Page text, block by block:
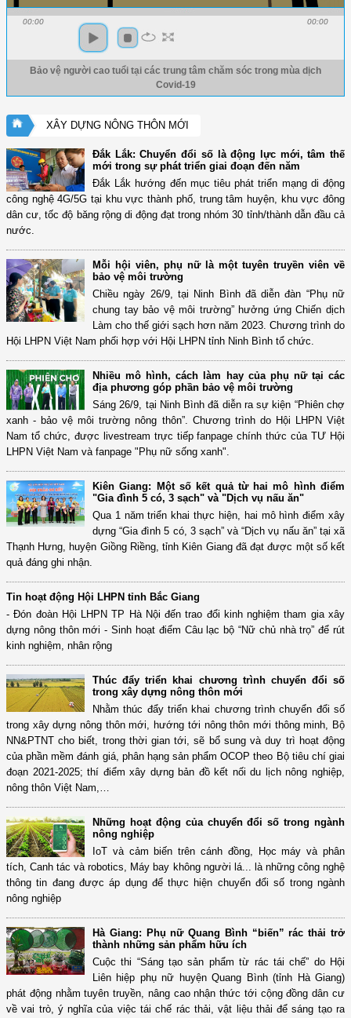
00:00 00:00
Bảo vệ người cao tuổi tại các trung tâm chăm sóc trong mùa dịch
Covid-19
XÂY DỰNG NÔNG THÔN MỚI
Đắk Lắk: Chuyển đổi số là động lực mới, tâm thế
mới trong sự phát triển giai đoạn đến năm
Đắk Lắk hướng đến mục tiêu phát triển mạng di động
công nghệ 4G/5G tại khu vực thành phố, trung tâm huyện, khu vực đông
dân cư, tốc độ băng rộng di động đạt trong nhóm 30 tỉnh/thành dẫn đầu cả
nước.
Mỗi hội viên, phụ nữ là một tuyên truyền viên về
bảo vệ môi trường
Chiều ngày 26/9, tại Ninh Bình đã diễn đàn “Phụ nữ
chung tay bảo vệ môi trường” hưởng ứng Chiến dịch
Làm cho thế giới sạch hơn năm 2023. Chương trình do
Hội LHPN Việt Nam phối hợp với Hội LHPN tỉnh Ninh Bình tổ chức.
Nhiều mô hình, cách làm hay của phụ nữ tại các
địa phương góp phần bảo vệ môi trường
Sáng 26/9, tại Ninh Bình đã diễn ra sự kiện “Phiên chợ
xanh - bảo vệ môi trường nông thôn”. Chương trình do Hội LHPN Việt
Nam tổ chức, được livestream trực tiếp fanpage chính thức của TƯ Hội
LHPN Việt Nam và fanpage "Phụ nữ sống xanh".
Kiên Giang: Một số kết quả từ hai mô hình điểm
"Gia đình 5 có, 3 sạch" và "Dịch vụ nấu ăn"
Qua 1 năm triển khai thực hiện, hai mô hình điểm xây
dựng “Gia đình 5 có, 3 sạch” và “Dịch vụ nấu ăn” tại xã
Thạnh Hưng, huyện Giồng Riềng, tỉnh Kiên Giang đã đạt được một số kết
quả đáng ghi nhận.
Tin hoạt động Hội LHPN tỉnh Bắc Giang
- Đón đoàn Hội LHPN TP Hà Nội đến trao đổi kinh nghiệm tham gia xây
dựng nông thôn mới - Sinh hoạt điểm Câu lạc bộ “Nữ chủ nhà trọ” để rút
kinh nghiệm, nhân rộng
Thúc đẩy triển khai chương trình chuyển đổi số
trong xây dựng nông thôn mới
Nhằm thúc đẩy triển khai chương trình chuyển đổi số
trong xây dựng nông thôn mới, hướng tới nông thôn mới thông minh, Bộ
NN&PTNT cho biết, trong thời gian tới, sẽ bổ sung và duy trì hoạt động
của phần mềm đánh giá, phân hạng sản phẩm OCOP theo Bộ tiêu chí giai
đoạn 2021-2025; thí điểm xây dựng bản đồ kết nối du lịch nông nghiệp,
nông thôn Việt Nam,…
Những hoạt động của chuyển đổi số trong ngành
nông nghiệp
IoT và cảm biến trên cánh đồng, Học máy và phân
tích, Canh tác và robotics, Máy bay không người lá... là những công nghệ
thông tin đang được áp dụng để thực hiện chuyển đổi số trong ngành
nông nghiệp
Hà Giang: Phụ nữ Quang Bình “biến” rác thải trở
thành những sản phẩm hữu ích
Cuộc thi “Sáng tạo sản phẩm từ rác tái chế” do Hội
Liên hiệp phụ nữ huyện Quang Bình (tỉnh Hà Giang)
phát động nhằm tuyên truyền, nâng cao nhận thức tới cộng đồng dân cư
về vai trò, ý nghĩa của việc tái chế rác thải, vật liệu thải để sáng tạo ra